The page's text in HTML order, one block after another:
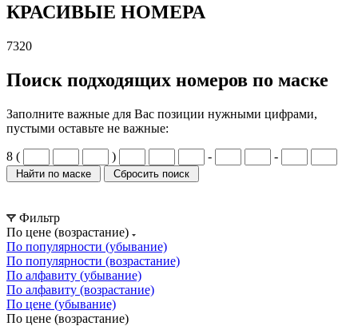
КРАСИВЫЕ НОМЕРА
7320
Поиск подходящих номеров по маске
Заполните важные для Вас позиции нужными цифрами,
пустыми оставьте не важные:
8 ( ) - -
Фильтр
По цене (возрастание)
По популярности (убывание)
По популярности (возрастание)
По алфавиту (убывание)
По алфавиту (возрастание)
По цене (убывание)
По цене (возрастание)